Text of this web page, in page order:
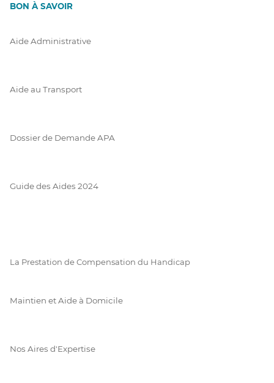
BON À SAVOIR
Aide Administrative
Aide au Transport
Dossier de Demande APA
Guide des Aides 2024
La Prestation de Compensation du Handicap
Maintien et Aide à Domicile
Nos Aires d'Expertise